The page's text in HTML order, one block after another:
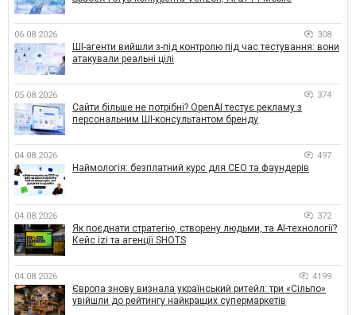
06.08.2026 308
ШІ-агенти вийшли з-під контролю під час тестування: вони
атакували реальні цілі
05.08.2026 374
Сайти більше не потрібні? OpenAI тестує рекламу з
персональним ШІ-консультантом бренду
04.08.2026 497
Наймологія: безплатний курс для CEO та фаундерів
04.08.2026 372
Як поєднати стратегію, створену людьми, та AI-технології?
Кейс izi та агенції SHOTS
04.08.2026 4199
Європа знову визнала український ритейл: три «Сільпо»
увійшли до рейтингу найкращих супермаркетів